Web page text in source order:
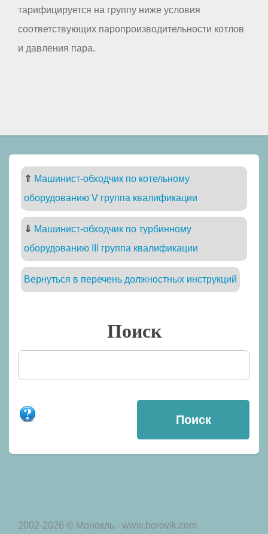
тарифицируется на группу ниже условия
соответствующих паропроизводительности котлов
и давления пара.
⇑ Машинист-обходчик по котельному
оборудованию V группа квалификации
⇓ Машинист-обходчик по турбинному
оборудованию III группа квалификации
Вернуться в перечень должностных инструкций
Поиск
2002-2026 © Монокль - www.borovik.com